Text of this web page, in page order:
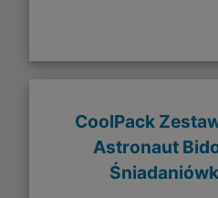
CoolPack
Astronaut